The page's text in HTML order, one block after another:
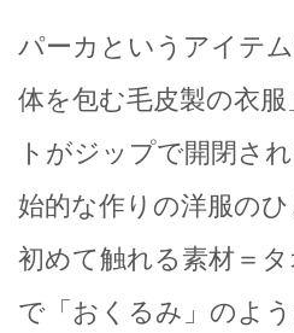
パーカというアイテ
体を包む毛皮製の衣
トがジップで開閉さ
始的な作りの洋服の
初めて触れる素材＝
で「おくるみ」のよ